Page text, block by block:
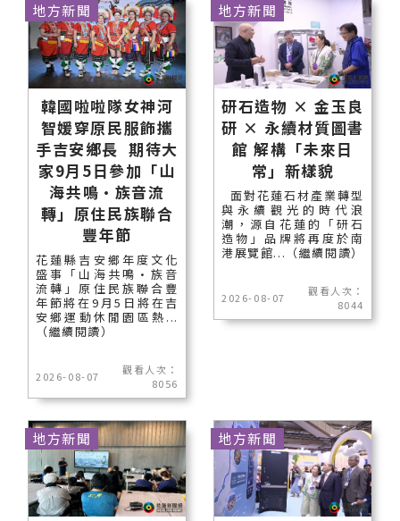
韓國啦啦隊女神河
智媛穿原民服飾攜
手吉安鄉長 期待大
家9月5日參加「山
海共鳴•族音流
轉」原住民族聯合
豐年節
花蓮縣吉安鄉年度文化
盛事「山海共鳴•族音
流轉」原住民族聯合豐
年節將在9月5日將在吉
安鄉運動休閒園區熱...
（繼續閱讀）
2026-08-07
觀看人次：
8056
地方新聞
研石造物 × 金玉良
研 × 永續材質圖書
館 解構「未來日
常」新樣貌
面對花蓮石材產業轉型
與永續觀光的時代浪
潮，源自花蓮的「研石
造物」品牌將再度於南
港展覽館...（繼續閱讀）
2026-08-07
觀看人次：
8044
地方新聞
地方新聞 地方新聞